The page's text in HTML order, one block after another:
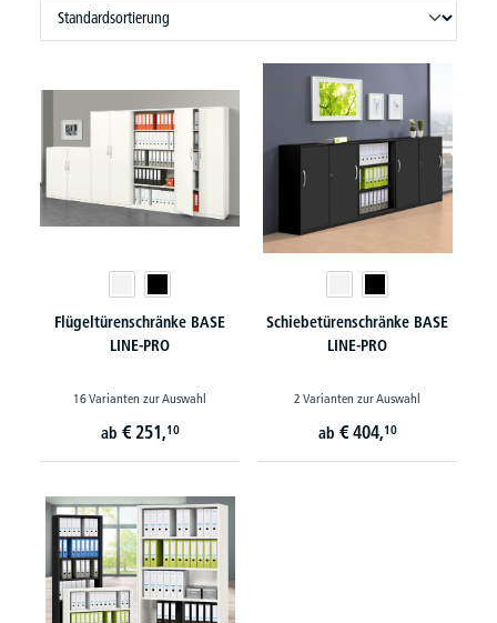
Flügeltürenschränke BASE
LINE-PRO
16 Varianten zur Auswahl
ab € 251,10
Schiebetürenschränke BASE
LINE-PRO
2 Varianten zur Auswahl
ab € 404,10